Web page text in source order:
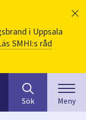
i Uppsala
SMHI:s råd
efter
innehåll
på
Sök Meny